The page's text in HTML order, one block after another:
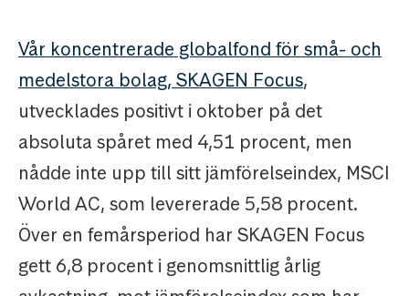
Vår koncentrerade globalfond för små- och
medelstora bolag, SKAGEN Focus,
utvecklades positivt i oktober på det
absoluta spåret med 4,51 procent, men
nådde inte upp till sitt jämförelseindex, MSCI
World AC, som levererade 5,58 procent.
Över en femårsperiod har SKAGEN Focus
gett 6,8 procent i genomsnittlig årlig